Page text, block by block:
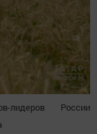
лидеров России